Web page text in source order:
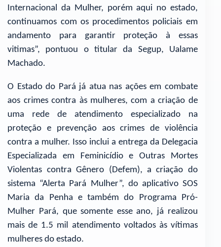
Internacional da Mulher, porém aqui no estado,
continuamos com os procedimentos policiais em
andamento para garantir proteção à essas
vitimas”, pontuou o titular da Segup, Ualame
Machado.
O Estado do Pará já atua nas ações em combate
aos crimes contra às mulheres, com a criação de
uma rede de atendimento especializado na
proteção e prevenção aos crimes de violência
contra a mulher. Isso inclui a entrega da Delegacia
Especializada em Feminicídio e Outras Mortes
Violentas contra Gênero (Defem), a criação do
sistema “Alerta Pará Mulher”, do aplicativo SOS
Maria da Penha e também do Programa Pró-
Mulher Pará, que somente esse ano, já realizou
mais de 1.5 mil atendimento voltados às vítimas
mulheres do estado.